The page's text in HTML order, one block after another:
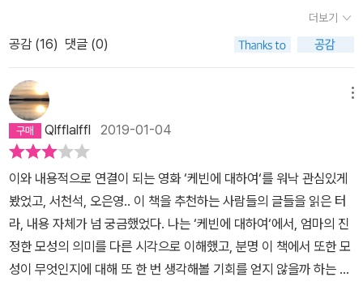
한 사람이라 안전하게 지킬 것이기 때문에 그렇다고 믿었다. 자살은
데 내 생각은 틀렸다. 자살에 대해 내가 알던 것 전부가 틀렸다. 어떤
사람이 스스로 목숨을 끊는지, 그 까닭이 뭔지 나는 안다고 생각했다.
이기적이거나, 비겁해서 자기 문제를 마주하지 못하는 사람, 혹은 순
사람들을 패배자로 보는 문화적 편견을 나도 받아들였다. 너무 나약
해서 삶의 도전을 이겨내지 못하는 사람, 다른 사람의 관심을 바라는
사람, 주위 사람들을 괴롭히고 싶은 사람이라고. 자살을 생각하는 사
람 머릿속에 들어가 보지도 않고 쉽사리 판단하는 정확하지 않은 생
각들이었다. (p.256-257)수 클리볼드는 정신의 고통에 대해 많이
있었지만 내게는 '지독한' 간섭/폭력이라 읽혔다) 등등을 자세하게 기
술해놨다. 물론 그러한 태도가 모든 아이들에게 다 문제를 일으킬 수
과 그에 따른 자존심이 엄청 강한 기질의 아이에게는 상당히 견디기
힘든 부모가 아니었을까 싶다. 결국 양육의 의 시작을 '내 자식은 내
가 제일 잘 안다'는, 대부분의 부모가 저지르는 큰 오류로부터 첫 발자
국을 뗀 것이 이 모든 불행의 시발점은 아니었을까. 읽는 내내 내가
받은 인상은 이 아이의 기질을 고려할 때, 애정을 빙자한 정서적 폭력
이라고까지 읽혔으니까..우리는 데이트폭력을 보며 더 이상 애정을
가진 두 남녀가 사랑싸움을 한다고 생각하지는 않는다. 아무리 애정
을 품고 있다고 해도 폭력은 말 그대로 폭력일 뿐이고, 여기에는 물리
적 폭력 뿐 아니라 언어적/정서적 폭력도 포함된다. 차이가 있다면
수면 아래에서는 고통스러워했던 이 아이들의 이야기를 내가 알았다
면, 나도 딜런을 다르게 키웠을까?' (p.123~p.124) 지난해 있었던
'강남역 살인 사건'을 기억하는 사람이 많을 것이다. 조현병 환자에 의
해 저질러진 그 끔찍한 사건은 우리나라 사람들 모두에게 정신건강의
중요성을 재차 확인시켰다. 저자도 이 점을 강조한다. 뇌건강의 이상
은 특정한 사람, 나나 내 가족의 일원이 아닌 다른 사람에 한정된 질병
이 아니다. 뇌건강의 이상으로 딜런의 행동을 정당화시킬 수는 없다.
그래서도 안 되고 말이다. 1월 12일 있었던 '강남역 살인 사건'의 범인
에 대한 항소심에서도 그는 징역 30년을 선고받았다. 그러나 사회적
격리만이 능사는 아니다. 그것은 범죄의 예방 차원에서 선제적 대응
이 아니기 때문이다. 평생 동안 누구나 한 번쯤은 경험할지도 모르는
뇌건강의 이상을 제때에 치료하고 폭력성이 발현되기 전에 미리 발견
어낸 것 같아 압도적인 감정을 막아줄 보호막이 없었다.' 대신 일기를
쓰는 사람이었던 그녀는 거기에 아들과 아들이 친구와 한 일에 대한
복잡하고 모순적인 무수한 감정들을 적어놨다. 입 밖으로 내면 안전
하지 않을 수 있었던 상실감을 토해냈다. 본래 사건과 경험을 되살려
정리하는 수단이기도 했지만, 자신과 접촉하거나 도움을 주었던 사람
들이 법정에서 증언을 해야 하는 곤욕스러운 상황을 만들지 않기 위
한 방편이기도 했다. 이들의 입장에서 생각하고 배려하며 말해 주는
사람들도 주변에 있었지만, 그보다는 더 많은 사람들이 이들을 증오
했고, 희생자인 아이들을 위해 수 클리볼드가 세운 십자가는 바로 쪼
개져 쓰레기통으로 들어갔다. 수 클리블드는 지난 16년 동안 단 하루
도 격한 죄책감에 휩싸이지 않고 지나간 날이 없었다. 딜런과 에릭이
도 하다. 우리 집안 형편이 어렵거나 힘들지도 않았다. 우리 집 막내는
속을 썩이는 아이도 아니었고, 그 아이가 자기 자신이나 다른 사람에
했다. 이랬더라면 저랬더라면 하는 일들은 많지만 그 무엇보다도, 아
들이 괜찮지 않은데도 괜찮아 보일 수 있다는 사실만 알았더라면 하
는 소망이 가장 강하다.이 극악무도한 참극의 배후에 있는 불편한 진
실은, ‘좋은 가정‘에서 걱정 없이 자란 수줍음 많고 호감 가는 젊은이
가 그 주인공이라는 것이다. 톰과 나는 텔레비젼 시청과 설탕이 많이
든 시리얼 섭취를 제한하는 적극적인 부모였다. 아이들이 볼 영화를
골라주고 책을 읽어주고 기도를 하고 안아주면서 아이들을 재웠다.
딜런은 말 그대로 전형적인 착한 아이였다. 키우기도 쉬웠고 함께 있
으면 즐거웠고 언제나 대견한 아들이었다. 딜런을 괴물로 그려 콜럼
꺼이 그렇게 할 것이다. 하지만 그런 일은 있을 수 없다는 것도 안다.
내가 무슨 짓을 하고 무슨 말을 하더라도 학살을 속죄할 수는 없다. 그
끔찍한 날 뒤로 16년이 흘렀다. 그 열여섯 해를, 나는 아직도 여전히
알 수 없는 일을 이해하려고 애쓰는 데에 바쳤다. 어떻게 창창한 아이
의 삶이 그렇게 한순간에, 바로 내 눈앞에서, 재앙으로 바뀔 수 있는가
하는 문제 말이다. 전문가들, 우리 식구들, 딜런의 친구들, 그리고 누
구보다도 나 자신에게 묻고 또 물었다. 내가 대체 무얼 노힌 건지, 어
떻게 그걸 놓칠 수 있었는지. 내가 쓴 일기를 들추고 또 들추었다. 법
의학자처럼 엄밀하고 철저하게 우리 가족의 삶을 파헤치고 일상적 사
건이나 대화를 곱씹어보며 내가 놓친 단서를 찾았다. 뭘 놓친 걸까?
어떻게 했어야 할까? 한 아이를 기르는데 십육 년, 그 아이가 죽은
다음 그 아이 생각을 하는데 십육 년을 보낸 사람이 있다. 바로 콜럼바
더보기
공감 (16) 댓글 (0)
Qlfflalffl 2019-01-04
이와 내용적으로 연결이 되는 영화 ‘케빈에 대하여‘를 워낙 관심있게
봤었고, 서천석, 오은영.. 이 책을 추천하는 사람들의 글들을 읽은 터
라, 내용 자체가 넘 궁금했었다. 나는 ‘케빈에 대하여‘에서, 엄마의 진
정한 모성의 의미를 다른 시각으로 이해했고, 분명 이 책에서 또한 모
성이 무엇인지에 대해 또 한 번 생각해볼 기회를 얻지 않을까 하는 생